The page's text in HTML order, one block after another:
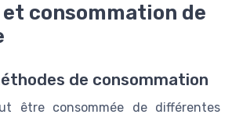
consommation de
de consommation
être consommée de différentes